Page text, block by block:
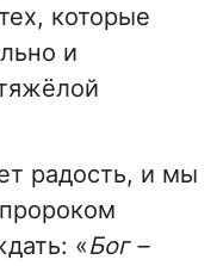
которые
и
радость, и мы
«Бог –